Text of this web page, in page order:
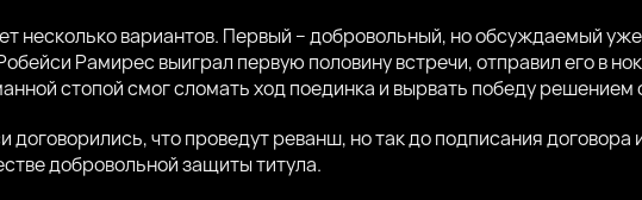
несколько вариантов. Первый – добровольный, но обсуждаемый
Рамирес выиграл первую половину встречи, отправил его в
стопой смог сломать ход поединка и вырвать победу решением
договорились, что проведут реванш, но так до подписания
добровольной защиты титула.